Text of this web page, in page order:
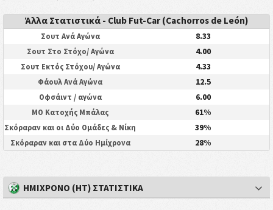
Άλλα Στατιστικά - Club Fut-Car (Cachorros de León)
Σουτ Ανά Αγώνα 8.33
Σουτ Στο Στόχο/ Αγώνα 4.00
Σουτ Εκτός Στόχου/ Αγώνα 4.33
Φάουλ Ανά Αγώνα 12.5
Οφσάιντ / αγώνα 6.00
ΜΟ Κατοχής Μπάλας 61%
Σκόραραν και οι Δύο Ομάδες & Νίκη 39%
Σκόραραν και στα Δύο Ημίχρονα 28%
ΗΜΊΧΡΟΝΟ (HT) ΣΤΑΤΙΣΤΙΚΆ